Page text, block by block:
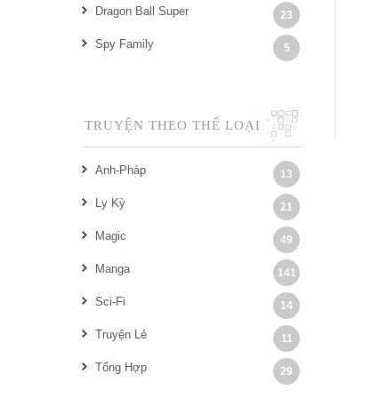
Dragon Ball Super 23
Spy Family 5
TRUYỆN THEO THỂ LOẠI
Anh-Pháp 13
Ly Kỳ 21
Magic 49
Manga 141
Sci-Fi 14
Truyện Lẻ 11
Tổng Hợp 29